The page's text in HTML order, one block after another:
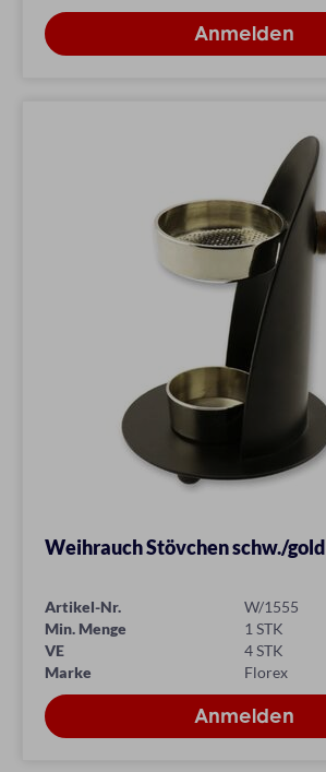
Weihrauch Stövchen schw./gold
Artikel-Nr.
W/1555
Min. Menge
1 STK
VE
4 STK
Marke
Florex